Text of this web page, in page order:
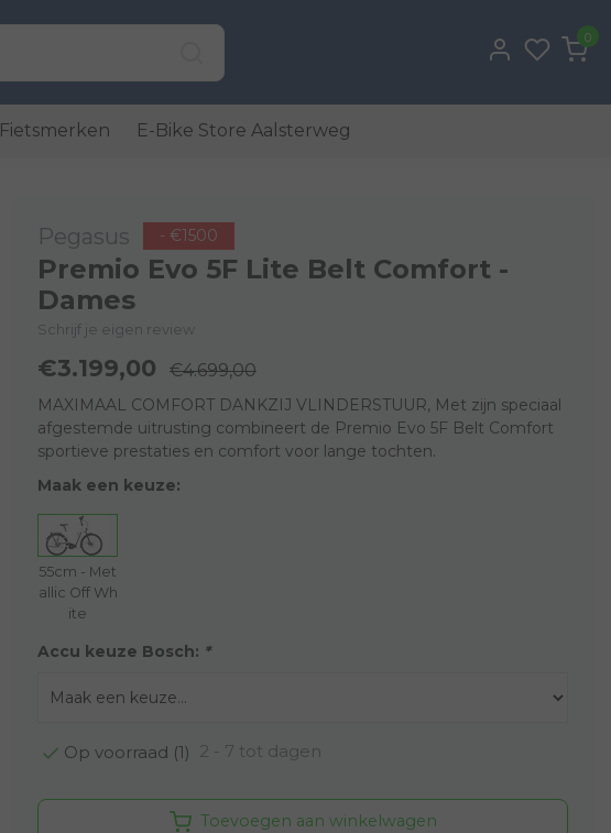
0
Fietsmerken E-Bike Store Aalsterweg
Pegasus - €1500
Premio Evo 5F Lite Belt Comfort -
Dames
Schrijf je eigen review
€3.199,00 €4.699,00
MAXIMAAL COMFORT DANKZIJ VLINDERSTUUR, Met zijn speciaal
afgestemde uitrusting combineert de Premio Evo 5F Belt Comfort
sportieve prestaties en comfort voor lange tochten.
Maak een keuze:
55cm - Met
allic Off Wh
ite
Accu keuze Bosch: *
Op voorraad (1) 2 - 7 tot dagen
Toevoegen aan winkelwagen